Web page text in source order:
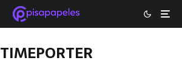
TIMEPORTER